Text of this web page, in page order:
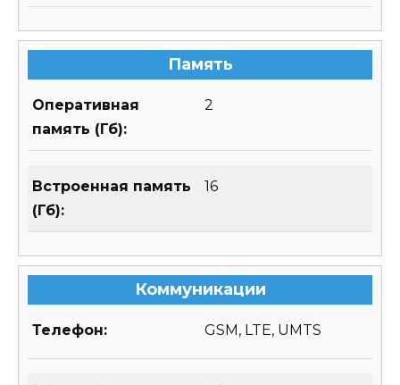
Память
Оперативная
память (Гб):
2
Встроенная память
(Гб):
16
Коммуникации
Телефон: GSM, LTE, UMTS